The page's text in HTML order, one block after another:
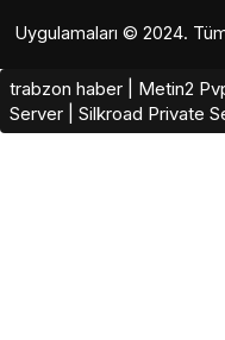
Uygulamaları © 2024. Tüm
trabzon haber Metin2
Server
Silkroad Private